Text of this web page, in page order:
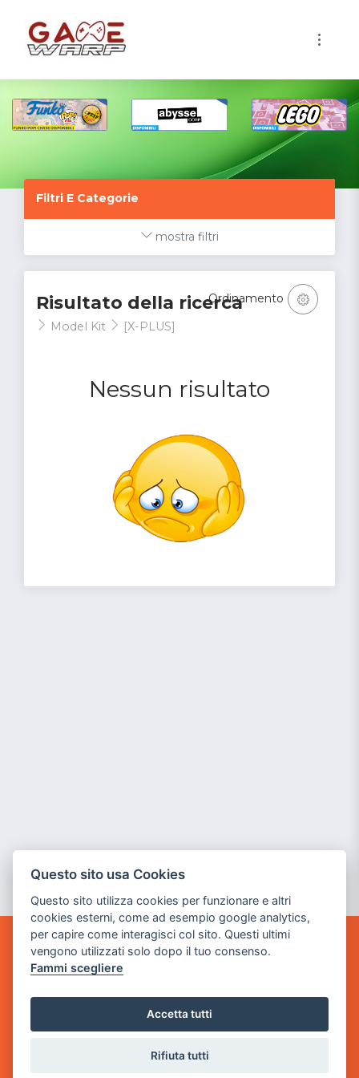
Filtri E Categorie
mostra filtri
Risultato della ricerca
Model Kit [X-PLUS]
Nessun risultato
Ordinamento
GAME WARP
BY POWER GAME SRL
via Villaggio dei Platani, 3
Questo sito usa Cookies
Questo sito utilizza cookies per funzionare e altri
cookies esterni, come ad esempio google analytics,
per capire come interagisci col sito. Questi ultimi
vengono utilizzati solo dopo il tuo consenso.
Fammi scegliere
Accetta tutti
Rifiuta tutti